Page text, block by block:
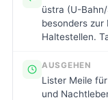
üstra (U-
besonders zur
Haltestellen.
AUSGEHEN
Lister Meile
und